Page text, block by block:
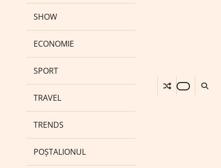
SHOW
ECONOMIE
SPORT
TRAVEL
TRENDS
POȘTALIONUL